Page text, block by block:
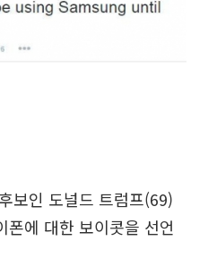
보인 도널드 트럼프(69)
폰에 대한 보이콧을 선언